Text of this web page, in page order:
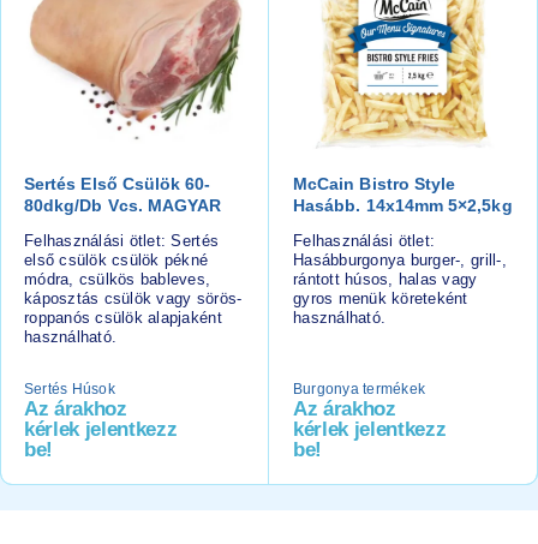
Sertés Első Csülök 60-
80dkg/db Vcs. MAGYAR
Felhasználási ötlet: Sertés
első csülök csülök pékné
módra, csülkös bableves,
káposztás csülök vagy sörös-
roppanós csülök alapjaként
használható.
Sertés Húsok
Az árakhoz
kérlek jelentkezz
be!
McCain Bistro Style
Hasább. 14x14mm 5×2,5kg
Felhasználási ötlet:
Hasábburgonya burger-, grill-,
rántott húsos, halas vagy
gyros menük köreteként
használható.
Burgonya termékek
Az árakhoz
kérlek jelentkezz
be!